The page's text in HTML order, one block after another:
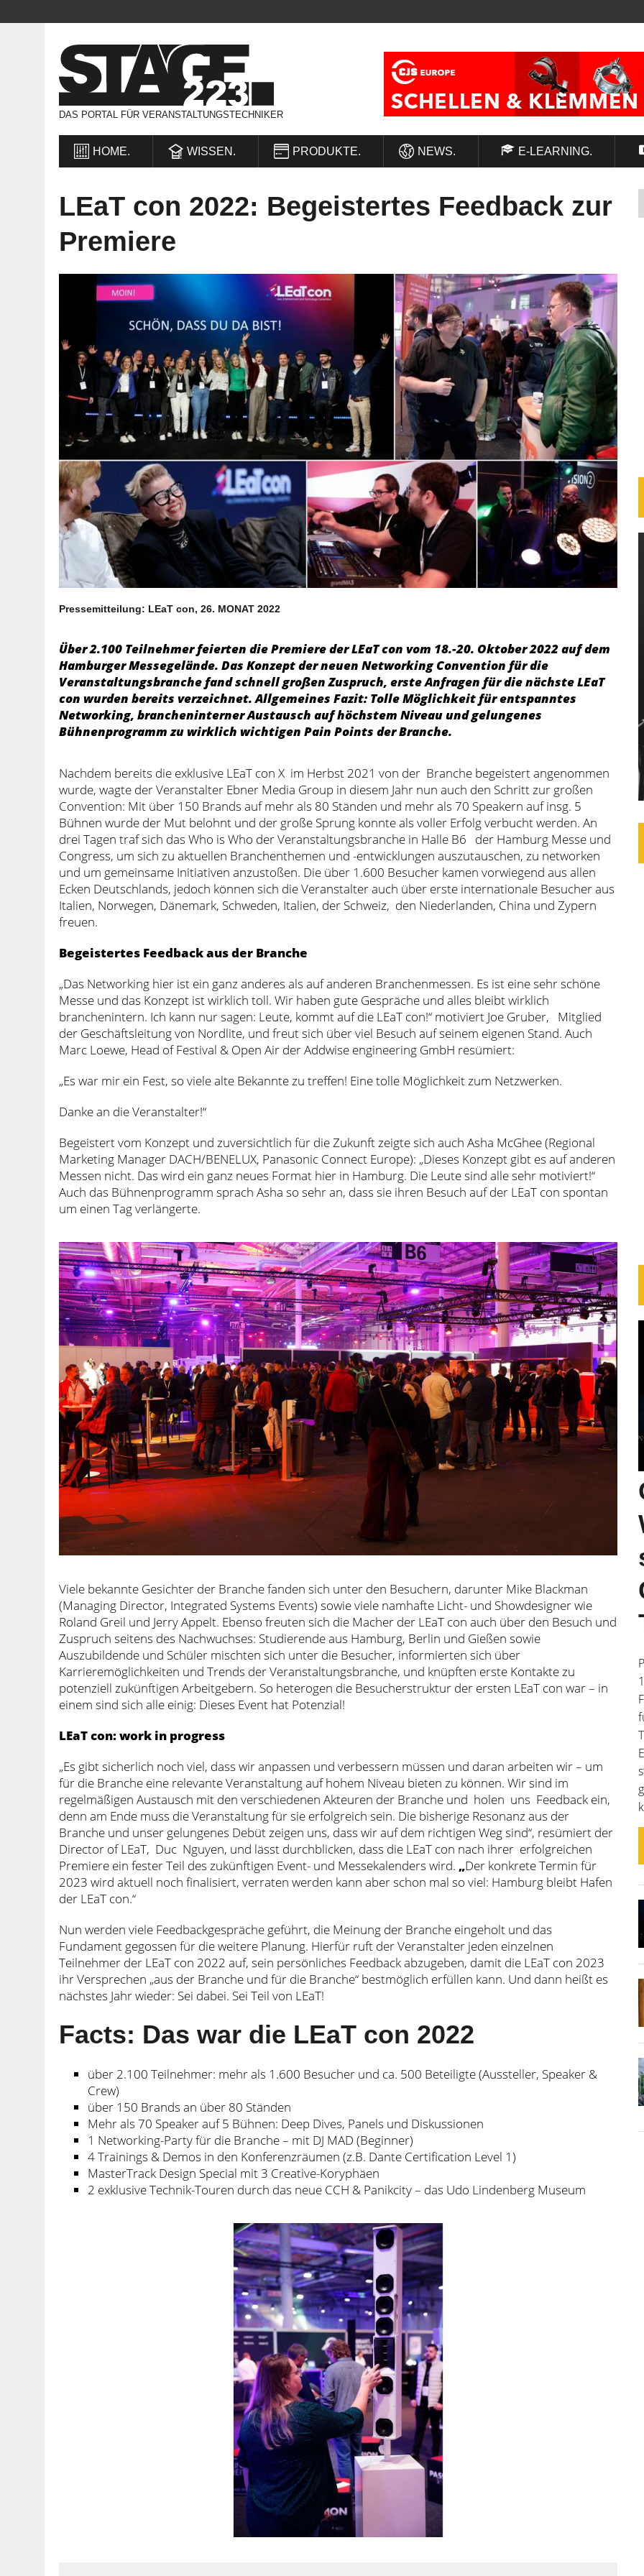
DAS PORTAL FÜR VERANSTALTUNGSTECHNIKER
HOME. WISSEN. PRODUKTE. NEWS. E-LEARNING.
LEaT con 2022: Begeistertes Feedback zur
Premiere
Pressemitteilung: LEaT con, 26. MONAT 2022
Über 2.100 Teilnehmer feierten die Premiere der LEaT con vom 18.-20. Oktober 2022 auf dem
Hamburger Messegelände. Das Konzept der neuen Networking Convention für die
Veranstaltungsbranche fand schnell großen Zuspruch, erste Anfragen für die nächste LEaT
con wurden bereits verzeichnet. Allgemeines Fazit: Tolle Möglichkeit für entspanntes
Networking, brancheninterner Austausch auf höchstem Niveau und gelungenes
Bühnenprogramm zu wirklich wichtigen Pain Points der Branche.
Nachdem bereits die exklusive LEaT con X im Herbst 2021 von der Branche begeistert angenommen
wurde, wagte der Veranstalter Ebner Media Group in diesem Jahr nun auch den Schritt zur großen
Convention: Mit über 150 Brands auf mehr als 80 Ständen und mehr als 70 Speakern auf insg. 5
Bühnen wurde der Mut belohnt und der große Sprung konnte als voller Erfolg verbucht werden. An
drei Tagen traf sich das Who is Who der Veranstaltungsbranche in Halle B6 der Hamburg Messe und
Congress, um sich zu aktuellen Branchenthemen und -entwicklungen auszutauschen, zu networken
und um gemeinsame Initiativen anzustoßen. Die über 1.600 Besucher kamen vorwiegend aus allen
Ecken Deutschlands, jedoch können sich die Veranstalter auch über erste internationale Besucher aus
Italien, Norwegen, Dänemark, Schweden, Italien, der Schweiz, den Niederlanden, China und Zypern
freuen.
Begeistertes Feedback aus der Branche
„Das Networking hier ist ein ganz anderes als auf anderen Branchenmessen. Es ist eine sehr schöne
Messe und das Konzept ist wirklich toll. Wir haben gute Gespräche und alles bleibt wirklich
branchenintern. Ich kann nur sagen: Leute, kommt auf die LEaT con!“ motiviert Joe Gruber, Mitglied
der Geschäftsleitung von Nordlite, und freut sich über viel Besuch auf seinem eigenen Stand. Auch
Marc Loewe, Head of Festival & Open Air der Addwise engineering GmbH resümiert:
„Es war mir ein Fest, so viele alte Bekannte zu treffen! Eine tolle Möglichkeit zum Netzwerken.
Danke an die Veranstalter!“
Begeistert vom Konzept und zuversichtlich für die Zukunft zeigte sich auch Asha McGhee (Regional
Marketing Manager DACH/BENELUX, Panasonic Connect Europe): „Dieses Konzept gibt es auf anderen
Messen nicht. Das wird ein ganz neues Format hier in Hamburg. Die Leute sind alle sehr motiviert!“
Auch das Bühnenprogramm sprach Asha so sehr an, dass sie ihren Besuch auf der LEaT con spontan
um einen Tag verlängerte.
Viele bekannte Gesichter der Branche fanden sich unter den Besuchern, darunter Mike Blackman
(Managing Director, Integrated Systems Events) sowie viele namhafte Licht- und Showdesigner wie
Roland Greil und Jerry Appelt. Ebenso freuten sich die Macher der LEaT con auch über den Besuch und
Zuspruch seitens des Nachwuchses: Studierende aus Hamburg, Berlin und Gießen sowie
Auszubildende und Schüler mischten sich unter die Besucher, informierten sich über
Karrieremöglichkeiten und Trends der Veranstaltungsbranche, und knüpften erste Kontakte zu
potenziell zukünftigen Arbeitgebern. So heterogen die Besucherstruktur der ersten LEaT con war – in
einem sind sich alle einig: Dieses Event hat Potenzial!
LEaT con: work in progress
„Es gibt sicherlich noch viel, dass wir anpassen und verbessern müssen und daran arbeiten wir – um
für die Branche eine relevante Veranstaltung auf hohem Niveau bieten zu können. Wir sind im
regelmäßigen Austausch mit den verschiedenen Akteuren der Branche und holen uns Feedback ein,
denn am Ende muss die Veranstaltung für sie erfolgreich sein. Die bisherige Resonanz aus der
Branche und unser gelungenes Debüt zeigen uns, dass wir auf dem richtigen Weg sind“, resümiert der
Director of LEaT, Duc Nguyen, und lässt durchblicken, dass die LEaT con nach ihrer erfolgreichen
Premiere ein fester Teil des zukünftigen Event- und Messekalenders wird. „Der konkrete Termin für
2023 wird aktuell noch finalisiert, verraten werden kann aber schon mal so viel: Hamburg bleibt Hafen
der LEaT con.“
Nun werden viele Feedbackgespräche geführt, die Meinung der Branche eingeholt und das
Fundament gegossen für die weitere Planung. Hierfür ruft der Veranstalter jeden einzelnen
Teilnehmer der LEaT con 2022 auf, sein persönliches Feedback abzugeben, damit die LEaT con 2023
ihr Versprechen „aus der Branche und für die Branche“ bestmöglich erfüllen kann. Und dann heißt es
nächstes Jahr wieder: Sei dabei. Sei Teil von LEaT!
Facts: Das war die LEaT con 2022
über 2.100 Teilnehmer: mehr als 1.600 Besucher und ca. 500 Beteiligte (Aussteller, Speaker &
Crew)
über 150 Brands an über 80 Ständen
Mehr als 70 Speaker auf 5 Bühnen: Deep Dives, Panels und Diskussionen
1 Networking-Party für die Branche – mit DJ MAD (Beginner)
4 Trainings & Demos in den Konferenzräumen (z.B. Dante Certification Level 1)
MasterTrack Design Special mit 3 Creative-Koryphäen
2 exklusive Technik-Touren durch das neue CCH & Panikcity – das Udo Lindenberg Museum